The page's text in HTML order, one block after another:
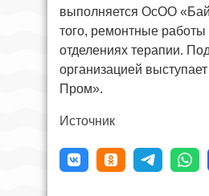
выполняется ОсОО
того, ремонтные работы
отделениях терапии.
организацией
Пром».
Источник